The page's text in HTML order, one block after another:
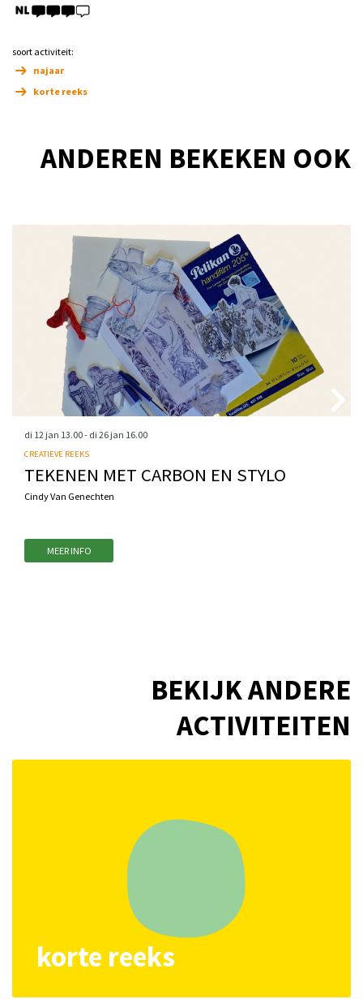
soort activiteit:
najaar
korte reeks
ANDEREN BEKEKEN OOK
TEKENEN MET CARBON EN STYLO
Cindy Van Genechten
CREATIEVE REEKS
di 12 jan 13.00- di 26 jan 16.00
MEER INFO
BEKIJK ANDERE
ACTIVITEITEN
korte reeks